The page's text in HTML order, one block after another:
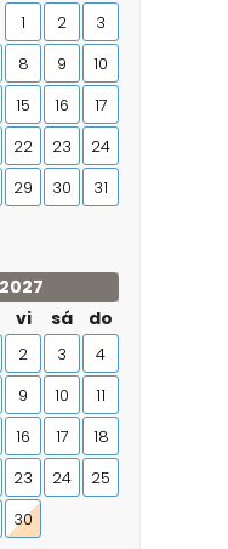
1 2
3
8 9
10
15 16
17
22 23
24
29 30 31
vi sá do
2 3
4
9 10
11
16 17
18
23 24
25
30